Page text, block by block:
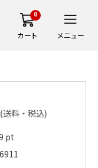
0
カート メニュー
(送料・税込)
pt